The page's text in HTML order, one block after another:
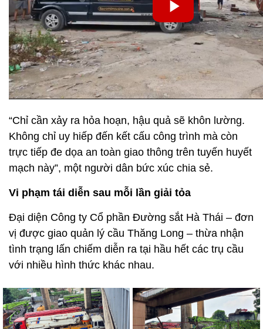
“Chỉ cần xảy ra hỏa hoạn, hậu quả sẽ khôn lường.
Không chỉ uy hiếp đến kết cấu công trình mà còn
trực tiếp đe dọa an toàn giao thông trên tuyến huyết
mạch này”, một người dân bức xúc chia sẻ.
Vi phạm tái diễn sau mỗi lần giải tỏa
Đại diện Công ty Cổ phần Đường sắt Hà Thái – đơn
vị được giao quản lý cầu Thăng Long – thừa nhận
tình trạng lấn chiếm diễn ra tại hầu hết các trụ cầu
với nhiều hình thức khác nhau.